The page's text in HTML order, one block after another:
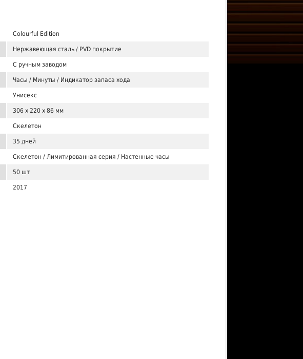
Colourful Edition
Нержавеющая сталь / PVD покрытие
С ручным заводом
Часы / Минуты / Индикатор запаса хода
Унисекс
306 x 220 x 86 мм
Скелетон
35 дней
Скелетон / Лимитированная серия / Настенные часы
50 шт
2017